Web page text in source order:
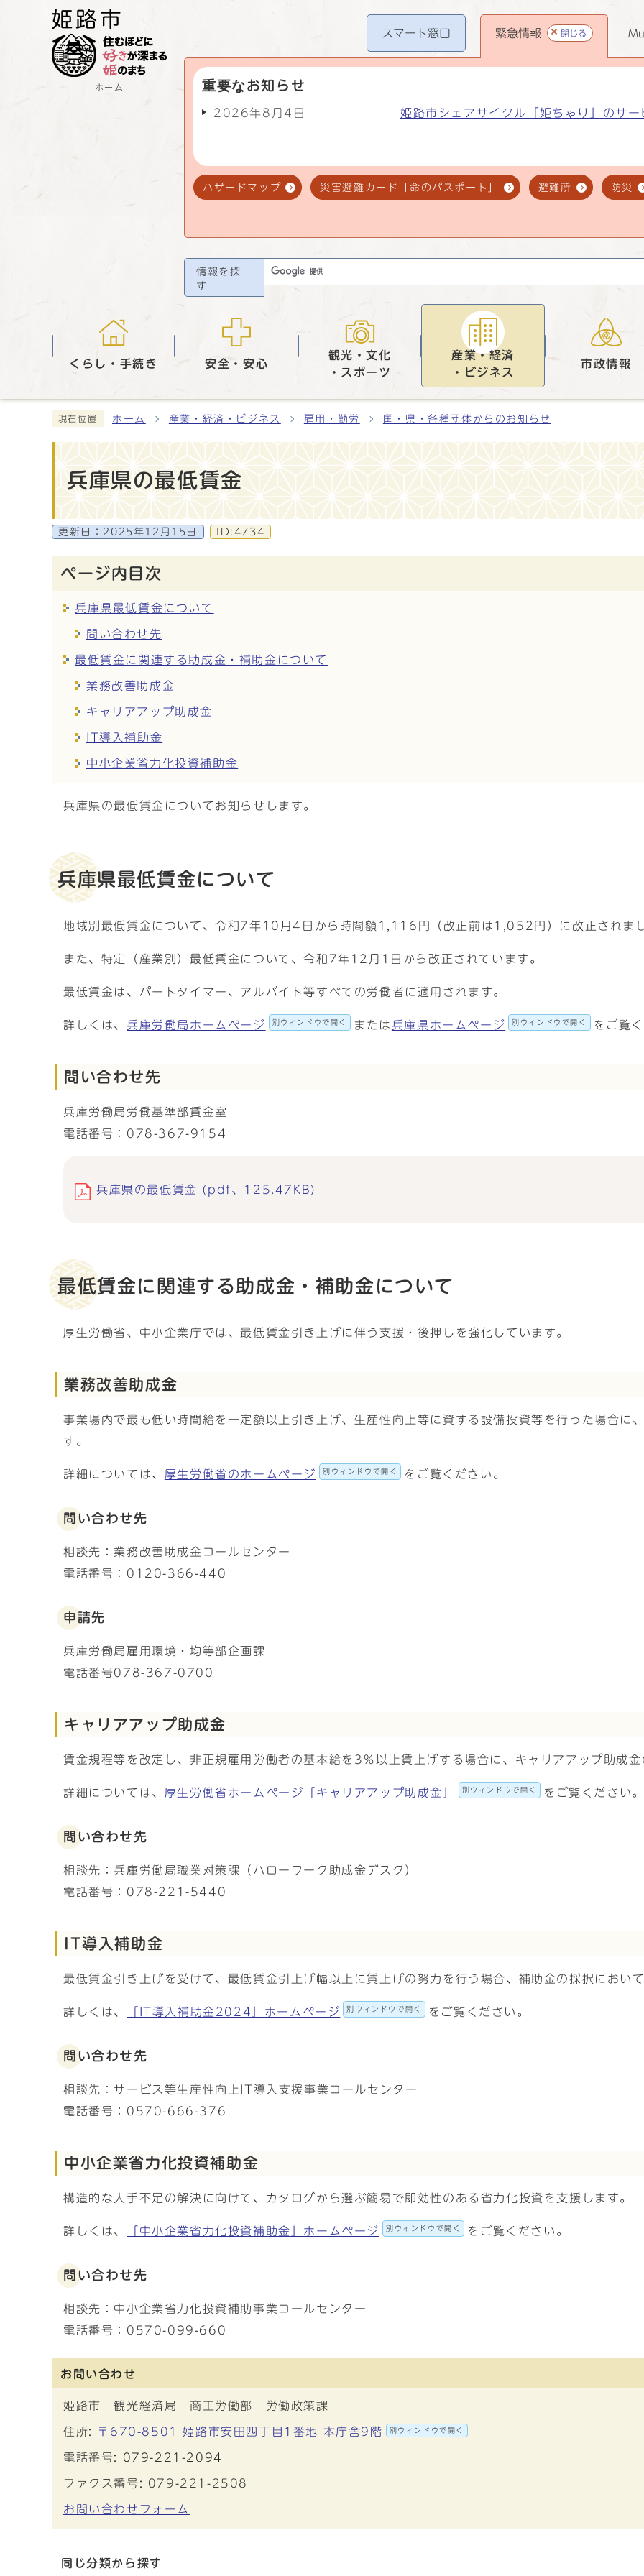
ホーム
スマート窓口 緊急情報 閉じる
重要なお知らせ
2026年8月4日 姫路市シェアサイクル「姫ちゃり」のサ
ハザードマップ 災害避難カード「命のパスポート」 避難所 防災
情報を探
す
くらし・手続き 安全・安心
観光・文化
・スポーツ
産業・経済
・ビジネス
市政情報
現在位置 ホーム 産業・経済・ビジネス 雇用・勤労 国・県・各種団体からのお知らせ
兵庫県の最低賃金
更新日： 2025年12月15日 ID:4734
ページ内目次
兵庫県最低賃金について
問い合わせ先
最低賃金に関連する助成金・補助金について
業務改善助成金
キャリアアップ助成金
IT導入補助金
中小企業省力化投資補助金
兵庫県の最低賃金についてお知らせします。
兵庫県最低賃金について
地域別最低賃金について、令和7年10月4日から時間額1,116円（改正前は1,052円）に改正されま
また、特定（産業別）最低賃金について、令和7年12月1日から改正されています。
最低賃金は、パートタイマー、アルバイト等すべての労働者に適用されます。
詳しくは、 兵庫労働局ホームページ 別ウィンドウで開く または兵庫県ホームページ 別ウィンドウで開く をご覧
問い合わせ先
兵庫労働局労働基準部賃金室
電話番号：078-367-9154
兵庫県の最低賃金 (pdf、125.47KB)
最低賃金に関連する助成金・補助金について
厚生労働省、中小企業庁では、最低賃金引き上げに伴う支援・後押しを強化しています。
業務改善助成金
事業場内で最も低い時間給を一定額以上引き上げ、生産性向上等に資する設備投資等を行った場合に
す。
詳細については、 厚生労働省のホームページ 別ウィンドウで開く をご覧ください。
問い合わせ先
相談先：業務改善助成金コールセンター
電話番号：0120-366-440
申請先
兵庫労働局雇用環境・均等部企画課
電話番号078-367-0700
キャリアアップ助成金
賃金規程等を改定し、非正規雇用労働者の基本給を3％以上賃上げする場合に、キャリアアップ助成
詳細については、 厚生労働省ホームページ「キャリアアップ助成金」 別ウィンドウで開く をご覧ください。
問い合わせ先
相談先：兵庫労働局職業対策課（ハローワーク助成金デスク）
電話番号：078-221-5440
IT導入補助金
最低賃金引き上げを受けて、最低賃金引上げ幅以上に賃上げの努力を行う場合、補助金の採択におい
詳しくは、 「IT導入補助金2024」ホームページ 別ウィンドウで開く をご覧ください。
問い合わせ先
相談先：サービス等生産性向上IT導入支援事業コールセンター
電話番号：0570-666-376
中小企業省力化投資補助金
構造的な人手不足の解決に向けて、カタログから選ぶ簡易で即効性のある省力化投資を支援します。
詳しくは、 「中小企業省力化投資補助金」ホームページ 別ウィンドウで開く をご覧ください。
問い合わせ先
相談先：中小企業省力化投資補助事業コールセンター
電話番号：0570-099-660
お問い合わせ
姫路市 観光経済局 商工労働部 労働政策課
住所: 〒670-8501 姫路市安田四丁目1番地 本庁舎9階 別ウィンドウで開く
電話番号: 079-221-2094
ファクス番号: 079-221-2508
お問い合わせフォーム
同じ分類から探す